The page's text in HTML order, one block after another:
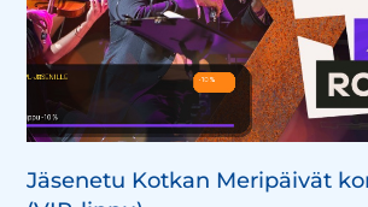
Jäsenetu Kotkan Meripäivät